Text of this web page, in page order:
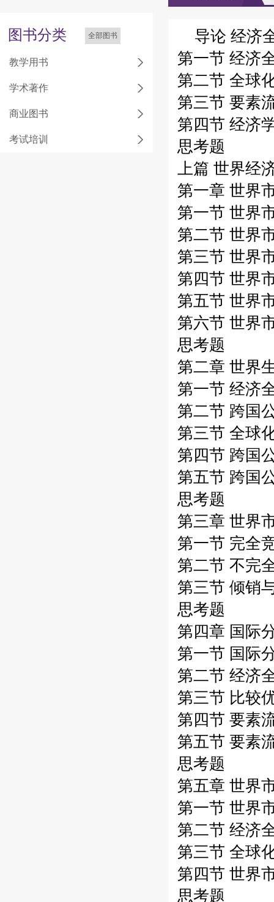
图书分类 全部图书
教学用书
学术著作
商业图书
考试培训
导论 经济
第一节 经济
第二节 全球
第三节 要素
第四节 经济
思考题
上篇 世界经
第一章 世界
第一节 世界
第二节 世界
第三节 世界
第四节 世界
第五节 世界
第六节 世界
思考题
第二章 世界
第一节 经济
第二节 跨国
第三节 全球
第四节 跨国
第五节 跨国
思考题
第三章 世界
第一节 完全
第二节 不完
第三节 倾销
思考题
第四章 国际
第一节 国际
第二节 经济
第三节 比较
第四节 要素
第五节 要素
思考题
第五章 世界
第一节 世界
第二节 经济
第三节 全球
第四节 世界
思考题